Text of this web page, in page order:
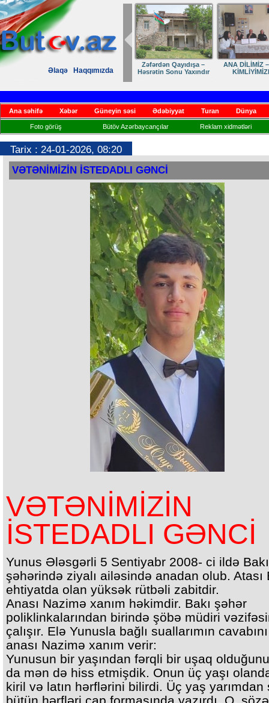
Əlaqə Haqqımızda
Zəfərdən Qayıdışa –
Həsrətin Sonu Yaxındır
ANA DİLİMİZ
Ana səhifə Xəbər Güneyin səsi Ədəbiyyat Turan Dünya
Foto görüş Bütöv Azərbaycançılar Reklam xidmətləri
Tarix : 24-01-2026, 08:20
VƏTƏNİMİZİN İSTEDADLI GƏNCİ
VƏTƏNİMİZİN
İSTEDADLI GƏNCİ
Yunus Ələsgərli 5 Sentiyabr 2008- ci ildə Bakı
şəhərində ziyalı ailəsində anadan olub. Atası
ehtiyatda olan yüksək rütbəli zabitdir.
Anası Nazimə xanım həkimdir. Bakı şəhər
poliklinkalarından birində şöbə müdiri
çalışır. Elə Yunusla bağlı suallarımın
anası Nazimə xanım verir:
Yunusun bir yaşından fərqli bir uşaq
da mən də hiss etmişdik. Onun üç yaşı
kiril və latın hərflərini bilirdi. Üç yaş yarımdan